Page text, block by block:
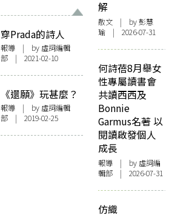
穿Prada的詩人
Amanda Gorman
2021年要出三本書
報導| by 虛詞編輯
部 | 2021-02-10
《還願》玩甚麼？
遊戲中的敍事與諷
刺
報導| by 虛詞編輯
部 | 2019-02-25
解
散文 | by 彭慧
瑜 | 2026-07-31
何詩蓓8月舉女
性專屬讀書會
共讀西西及
Bonnie
Garmus名著 以
閱讀啟發個人
成長
報導 | by 虛詞編
輯部 | 2026-07-31
仿織